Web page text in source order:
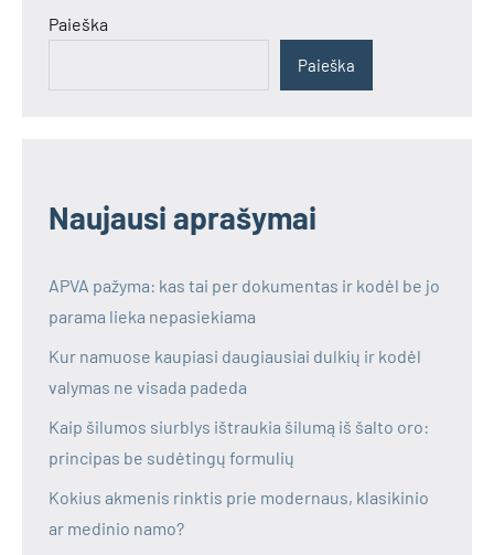
Paieška
Paieška
Naujausi aprašymai
APVA pažyma: kas tai per dokumentas ir kodėl be jo
parama lieka nepasiekiama
Kur namuose kaupiasi daugiausiai dulkių ir kodėl
valymas ne visada padeda
Kaip šilumos siurblys ištraukia šilumą iš šalto oro:
principas be sudėtingų formulių
Kokius akmenis rinktis prie modernaus, klasikinio
ar medinio namo?